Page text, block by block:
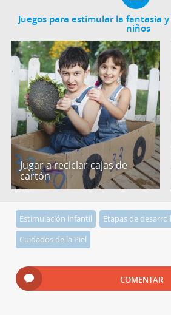
Juegos para estimular la fantasía
niños
Jugar a reciclar cajas de
cartón
Estimulación infantil Etapas de
Cuidados de la Piel
COMENTAR